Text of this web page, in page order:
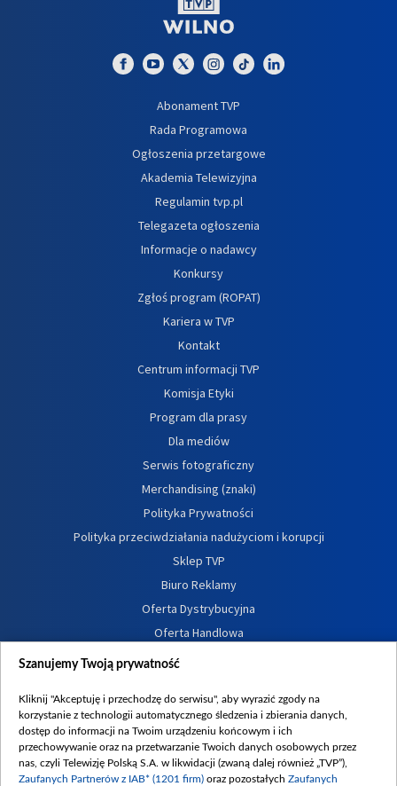
Abonament TVP
Rada Programowa
Ogłoszenia przetargowe
Akademia Telewizyjna
Regulamin tvp.pl
Telegazeta ogłoszenia
Informacje o nadawcy
Konkursy
Zgłoś program (ROPAT)
Kariera w TVP
Kontakt
Centrum informacji TVP
Komisja Etyki
Program dla prasy
Dla mediów
Serwis fotograficzny
Merchandising (znaki)
Polityka Prywatności
Polityka przeciwdziałania nadużyciom i korupcji
Sklep TVP
Biuro Reklamy
Oferta Dystrybucyjna
Oferta Handlowa
Dostępność
Procedura zgłoszeń wewnętrznych
Szanujemy Twoją prywatność
Kliknij "Akceptuję i przechodzę do serwisu", aby wyrazić zgody na
korzystanie z technologii automatycznego śledzenia i zbierania danych,
dostęp do informacji na Twoim urządzeniu końcowym i ich
przechowywanie oraz na przetwarzanie Twoich danych osobowych przez
nas, czyli Telewizję Polską S.A. w likwidacji (zwaną dalej również „TVP”),
Zaufanych Partnerów z IAB* (1201 firm) oraz pozostałych Zaufanych